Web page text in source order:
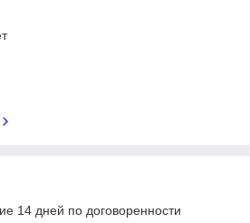
14 дней по договоренности